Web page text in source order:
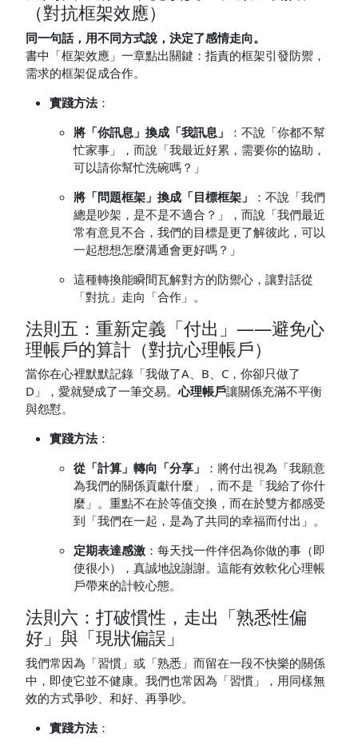
（對抗框架效應）
同一句話，用不同方式說，決定了感情走向。
書中「框架效應」一章點出關鍵：指責的框架引發防禦，
需求的框架促成合作。
實踐方法：
將「你訊息」換成「我訊息」
：不說「你都不幫
忙家事」，而說「我最近好累，需要你的協助，
可以請你幫忙洗碗嗎？」
將「問題框架」換成「目標框架」
：不說「我們
總是吵架，是不是不適合？」，而說「我們最近
常有意見不合，我們的目標是更了解彼此，可以
一起想想怎麼溝通會更好嗎？」
這種轉換能瞬間瓦解對方的防禦心，讓對話從
「對抗」走向「合作」。
法則五：重新定義「付出」——避免心
理帳戶的算計（對抗心理帳戶）
當你在心裡默默記錄「我做了A、B、C，你卻只做了
D」，愛就變成了一筆交易。心理帳戶讓關係充滿不平衡
與怨懟。
實踐方法：
從「計算」轉向「分享」
：將付出視為「我願意
為我們的關係貢獻什麼」，而不是「我給了你什
麼」。重點不在於等值交換，而在於雙方都感受
到「我們在一起，是為了共同的幸福而付出」。
定期表達感激 ：每天找一件伴侶為你做的事（即
使很小），真誠地說謝謝。這能有效軟化心理帳
戶帶來的計較心態。
法則六：打破慣性，走出「熟悉性偏
好」與「現狀偏誤」
我們常因為「習慣」或「熟悉」而留在一段不快樂的關係
中，即使它並不健康。我們也常因為「習慣」，用同樣無
效的方式爭吵、和好、再爭吵。
實踐方法：